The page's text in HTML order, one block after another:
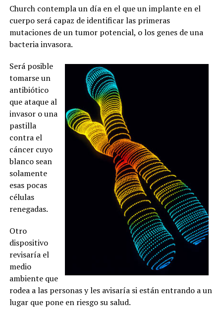
Church contempla un día en el que un implante en el
cuerpo será capaz de identificar las primeras
mutaciones de un tumor potencial, o los genes de una
bacteria invasora.
Será posible
tomarse un
antibiótico
que ataque al
invasor o una
pastilla
contra el
cáncer cuyo
blanco sean
solamente
esas pocas
células
renegadas.
Otro
dispositivo
revisaría el
medio
ambiente que
rodea a las personas y les avisaría si están entrando a un
lugar que pone en riesgo su salud.